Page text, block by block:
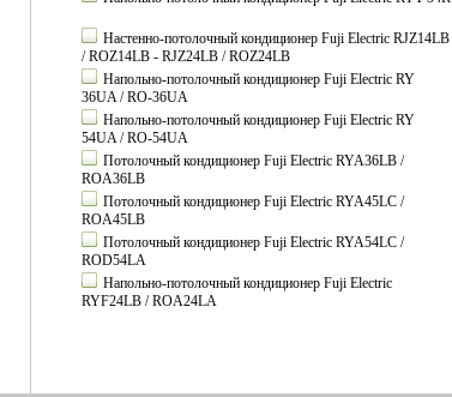
Настенно-потолочный кондиционер Fuji Electric RJZ14LB
/ ROZ14LB - RJZ24LB / ROZ24LB
Напольно-потолочный кондиционер Fuji Electric RY
36UA / RO-36UA
Напольно-потолочный кондиционер Fuji Electric RY
54UA / RO-54UA
Потолочный кондиционер Fuji Electric RYA36LB /
ROA36LB
Потолочный кондиционер Fuji Electric RYA45LC /
ROA45LB
Потолочный кондиционер Fuji Electric RYA54LC /
ROD54LA
Напольно-потолочный кондиционер Fuji Electric
RYF24LB / ROA24LA